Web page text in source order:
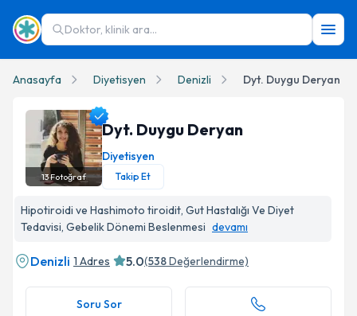
Doktor, klinik ara...
Anasayfa Diyetisyen Denizli Dyt. Duygu Deryan
13Fotoğraf
Dyt. Duygu Deryan
Diyetisyen
Takip Et
Hipotiroidi ve Hashimoto tiroidit, Gut Hastalığı Ve Diyet
Tedavisi, Gebelik Dönemi Beslenmesi devamı
Denizli 1 Adres 5.0(538Değerlendirme)
Soru Sor